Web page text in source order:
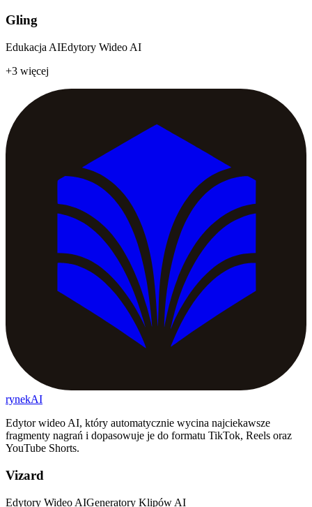
Gling
Edukacja AIEdytory Wideo AI
+3 więcej
rynekAI
Edytor wideo AI, który automatycznie wycina najciekawsze
fragmenty nagrań i dopasowuje je do formatu TikTok, Reels oraz
YouTube Shorts.
Vizard
Edytory Wideo AIGeneratory Klipów AI